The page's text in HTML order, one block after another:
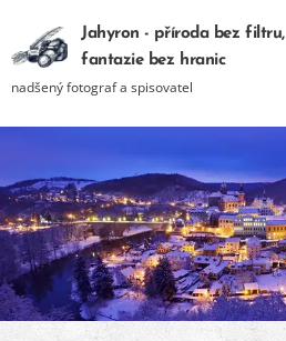
Jahyron - příroda bez filtru,
fantazie bez hranic
nadšený fotograf a spisovatel